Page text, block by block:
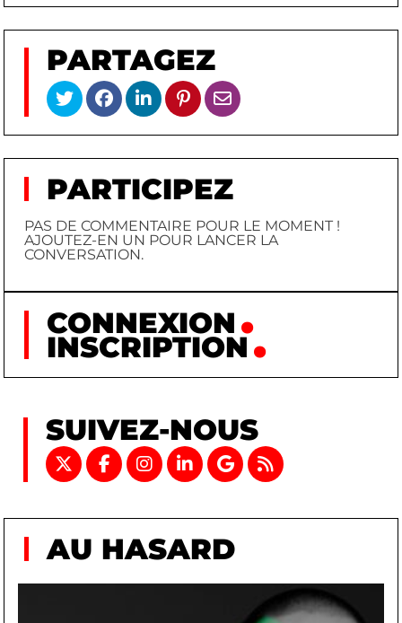
PARTAGEZ
PARTICIPEZ
PAS DE COMMENTAIRE POUR LE MOMENT !
AJOUTEZ-EN UN POUR LANCER LA
CONVERSATION.
CONNEXION
INSCRIPTION
SUIVEZ-NOUS
AU HASARD